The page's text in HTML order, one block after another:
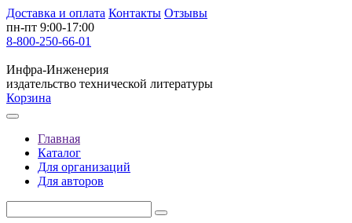
Доставка и оплата Контакты Отзывы
пн-пт 9:00-17:00
8-800-250-66-01
Инфра-Инженерия
издательство технической литературы
Корзина
Главная
Каталог
Для организаций
Для авторов